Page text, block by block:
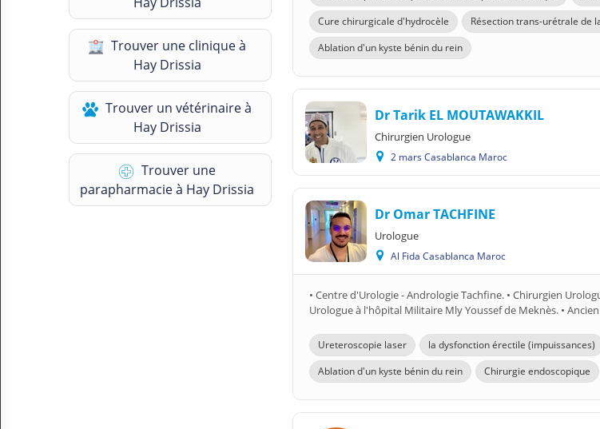
Se connecter
Trouver une clinique à
Hay Drissia
Trouver un vétérinaire à
Hay Drissia
Trouver une
parapharmacie à Hay Drissia
Cure chirurgicale d'hydrocèle
Résection trans-urétrale de
Ablation d'un kyste bénin du rein
Dr Tarik EL MOUTAWAKKIL
Chirurgien Urologue
2 mars Casablanca Maroc
Dr Omar TACHFINE
Urologue
Al Fida Casablanca Maroc
• Centre d'Urologie - Andrologie Tachfine. • Chirurgien
Urologue à l'hôpital Militaire Mly Youssef de Meknès. •
Ureteroscopie laser la dysfonction érectile (impuissances)
Ablation d'un kyste bénin du rein
Chirurgie endoscopique